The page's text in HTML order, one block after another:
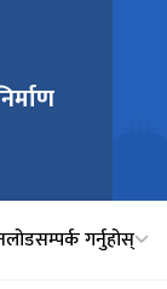
सम्पर्क गर्नुहोस्